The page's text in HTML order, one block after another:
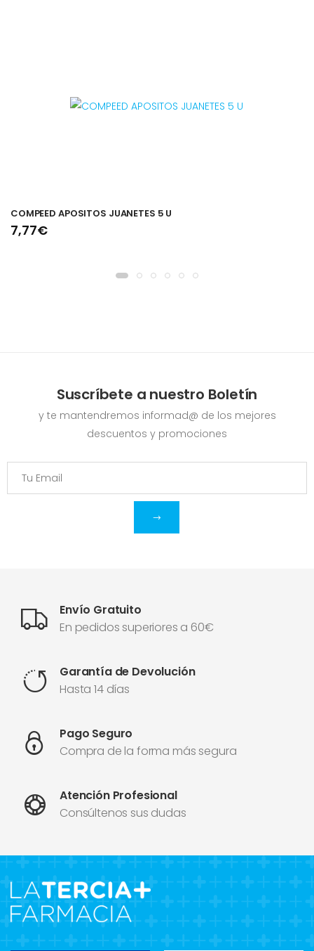
COMPEED APOSITOS JUANETES 5 U
7,77€
Suscríbete a nuestro Boletín
y te mantendremos informad@ de los mejores
descuentos y promociones
Envío Gratuito
En pedidos superiores a 60€
Garantía de Devolución
Hasta 14 días
Pago Seguro
Compra de la forma más segura
Atención Profesional
Consúltenos sus dudas